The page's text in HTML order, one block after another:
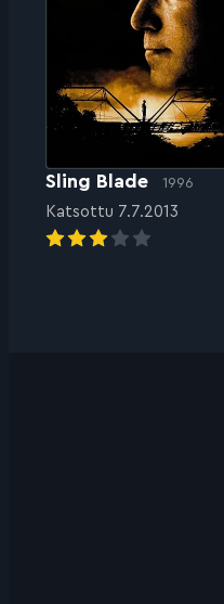
Sling Blade 1996
Katsottu 7.7.2013